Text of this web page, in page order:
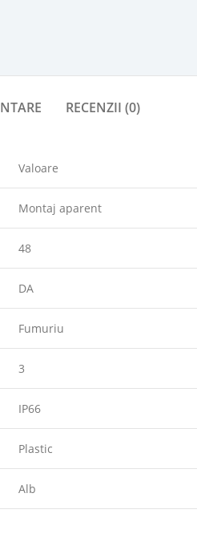
RECENZII (0)
Valoare
Montaj aparent
48
DA
Fumuriu
3
IP66
Plastic
Alb